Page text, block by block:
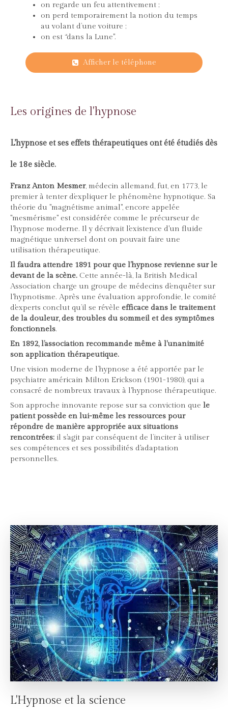
on regarde un feu attentivement ;
on perd temporairement la notion du temps
au volant d’une voiture ;
on est “dans la Lune".
Afficher le téléphone
Les origines de l'hypnose
L’hypnose et ses effets thérapeutiques ont été étudiés dès
le 18e siècle.
Franz Anton Mesmer, médecin allemand, fut, en 1773, le
premier à tenter d’expliquer le phénomène hypnotique. Sa
théorie du "magnétisme animal", encore appelée
"mesmérisme" est considérée comme le précurseur de
l'hypnose moderne. Il y décrivait l'existence d'un fluide
magnétique universel dont on pouvait faire une
utilisation thérapeutique.
Il faudra attendre 1891 pour que l’hypnose revienne sur le
devant de la scène. Cette année-là, la British Medical
Association charge un groupe de médecins d'enquêter sur
l'hypnotisme. Après une évaluation approfondie, le comité
d'experts conclut qu’il se révèle efficace dans le traitement
de la douleur, des troubles du sommeil et des symptômes
fonctionnels.
En 1892, l’association recommande même à l'unanimité
son application thérapeutique.
Une vision moderne de l’hypnose a été apportée par le
psychiatre américain Milton Erickson (1901-1980), qui a
consacré de nombreux travaux à l'hypnose thérapeutique.
Son approche innovante repose sur sa conviction que le
patient possède en lui-même les ressources pour
répondre de manière appropriée aux situations
rencontrées: il s'agit par conséquent de l’inciter à utiliser
ses compétences et ses possibilités d'adaptation
personnelles.
L'Hypnose et la science